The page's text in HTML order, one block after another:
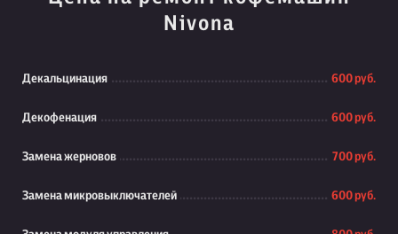
Nivona
Декальцинация 600 руб.
Декофенация 600 руб.
Замена жерновов 700 руб.
Замена микровыключателей 600 руб.